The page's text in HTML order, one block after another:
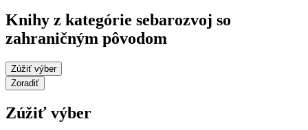
Knihy z kategórie sebarozvoj so
zahraničným pôvodom
Zúžiť výber
Zoradiť
Zúžiť výber